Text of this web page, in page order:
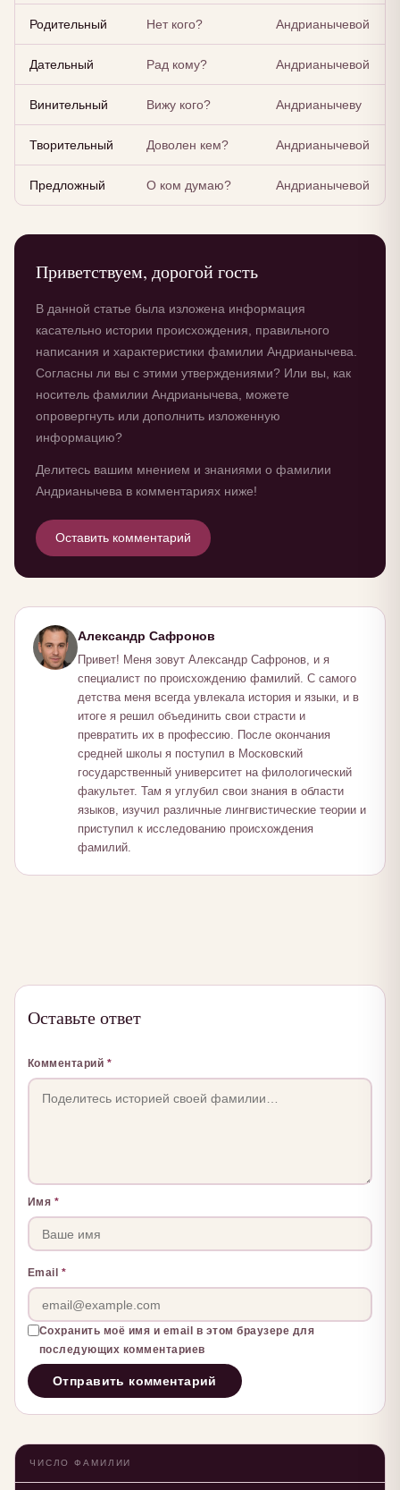
Родительный Нет кого? Андрианычевой
Дательный Рад кому? Андрианычевой
Винительный Вижу кого? Андрианычеву
Творительный Доволен кем? Андрианычевой
Предложный О ком думаю? Андрианычевой
Приветствуем, дорогой гость
В данной статье была изложена информация
касательно истории происхождения, правильного
написания и характеристики фамилии Андрианычева.
Согласны ли вы с этими утверждениями? Или вы, как
носитель фамилии Андрианычева, можете
опровергнуть или дополнить изложенную
информацию?
Делитесь вашим мнением и знаниями о фамилии
Андрианычева в комментариях ниже!
Оставить комментарий
Александр Сафронов
Привет! Меня зовут Александр Сафронов, и я
специалист по происхождению фамилий. С самого
детства меня всегда увлекала история и языки, и в
итоге я решил объединить свои страсти и
превратить их в профессию. После окончания
средней школы я поступил в Московский
государственный университет на филологический
факультет. Там я углубил свои знания в области
языков, изучил различные лингвистические теории и
приступил к исследованию происхождения
фамилий.
Оставьте ответ
Комментарий *
Имя *
Email *
Сохранить моё имя и email в этом браузере для
последующих комментариев
ЧИСЛО ФАМИЛИИ